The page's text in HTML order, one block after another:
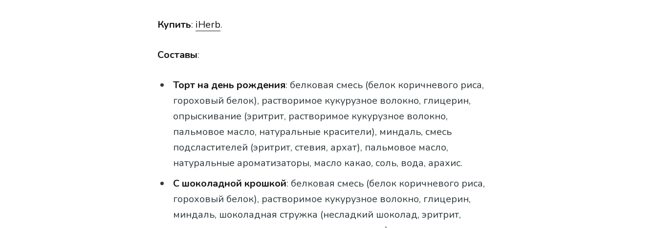
Купить: iHerb.
Составы:
Торт на день рождения: белковая смесь (белок коричневого риса,
гороховый белок), растворимое кукурузное волокно, глицерин,
опрыскивание (эритрит, растворимое кукурузное волокно,
пальмовое масло, натуральные красители), миндаль, смесь
подсластителей (эритрит, стевия, архат), пальмовое масло,
натуральные ароматизаторы, масло какао, соль, вода, арахис.
С шоколадной крошкой: белковая смесь (белок коричневого риса,
гороховый белок), растворимое кукурузное волокно, глицерин,
миндаль, шоколадная стружка (несладкий шоколад, эритрит,